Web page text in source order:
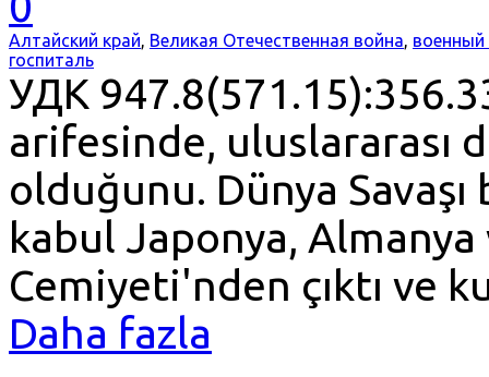
Алтайский край, Великая Отечественная война, военный
госпиталь
УДК
arifesinde, uluslararası
olduğunu. Dünya Savaşı
kabul Japonya,
Cemiyeti'nden çıktı ve
Daha fazla